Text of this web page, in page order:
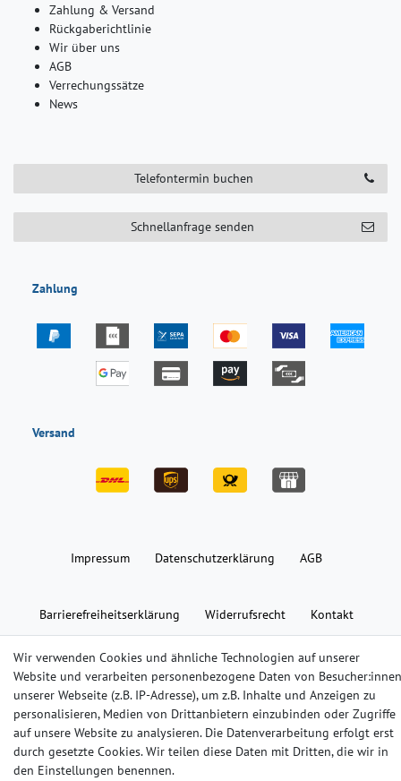
Zahlung & Versand
Rückgaberichtlinie
Wir über uns
AGB
Verrechungssätze
News
Telefontermin buchen
Schnellanfrage senden
Zahlung
Versand
Impressum Daten­schutz­erklärung AGB
Barrierefreiheitserklärung Widerrufs­recht Kontakt
Wir verwenden Cookies und ähnliche Technologien auf unserer
Website und verarbeiten personenbezogene Daten von Besucher:innen
unserer Webseite (z.B. IP-Adresse), um z.B. Inhalte und Anzeigen zu
personalisieren, Medien von Drittanbietern einzubinden oder Zugriffe
auf unsere Website zu analysieren. Die Datenverarbeitung erfolgt erst
durch gesetzte Cookies. Wir teilen diese Daten mit Dritten, die wir in
den Einstellungen benennen.
© Copyright 2024-2025 | Alle Rechte vorbehalten.
Widerrufs­recht Widerrufs­formular Impressum
Daten­schutz­erklärung